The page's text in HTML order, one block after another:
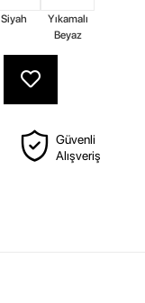
Siyah
Yıkamalı
Beyaz
Güvenli
Alışveriş